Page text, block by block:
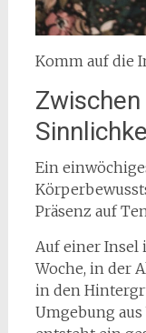
Komm auf die
Ein
Präsenz auf
Auf einer Insel
Woche, in der
in den
Umgebung